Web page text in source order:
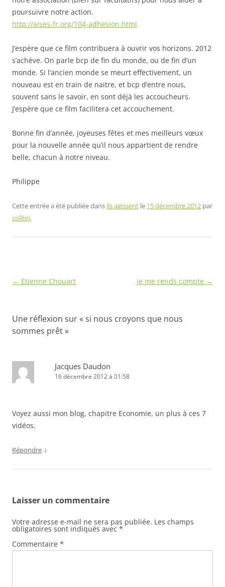
poursuivre notre action.
http://aises-fr.org/104-adhesion.html
J’espère que ce film contribuera à ouvrir vos horizons. 2012
s’achève. On parle bcp de fin du monde, ou de fin d’un
monde. Si l’ancien monde se meurt effectivement, un
nouveau est en train de naitre, et bcp d’entre nous,
souvent sans le savoir, en sont déjà les accoucheurs.
J’espère que ce film facilitera cet accouchement.
Bonne fin d’année, joyeuses fêtes et mes meilleurs vœux
pour la nouvelle année qu’il nous appartient de rendre
belle, chacun à notre niveau.
Philippe
Cette entrée a été publiée dans ils agissent le 15 décembre 2012 par
colibri.
Navigation
← Etienne Chouart je me rends compte →
Une réflexion sur « si nous croyons que nous
sommes prêt»
Jacques Daudon
16 décembre 2012 à 01:58
Voyez aussi mon blog, chapitre Economie, un plus à ces 7
vidéos.
Répondre ↓
Laisser un commentaire
Votre adresse e-mail ne sera pas publiée. Les champs
obligatoires sont indiqués avec *
Commentaire *